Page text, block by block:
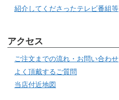
紹介してくださったテレビ番組等
アクセス
ご注文までの流れ・お問い合わせ
よく頂戴するご質問
当店付近地図